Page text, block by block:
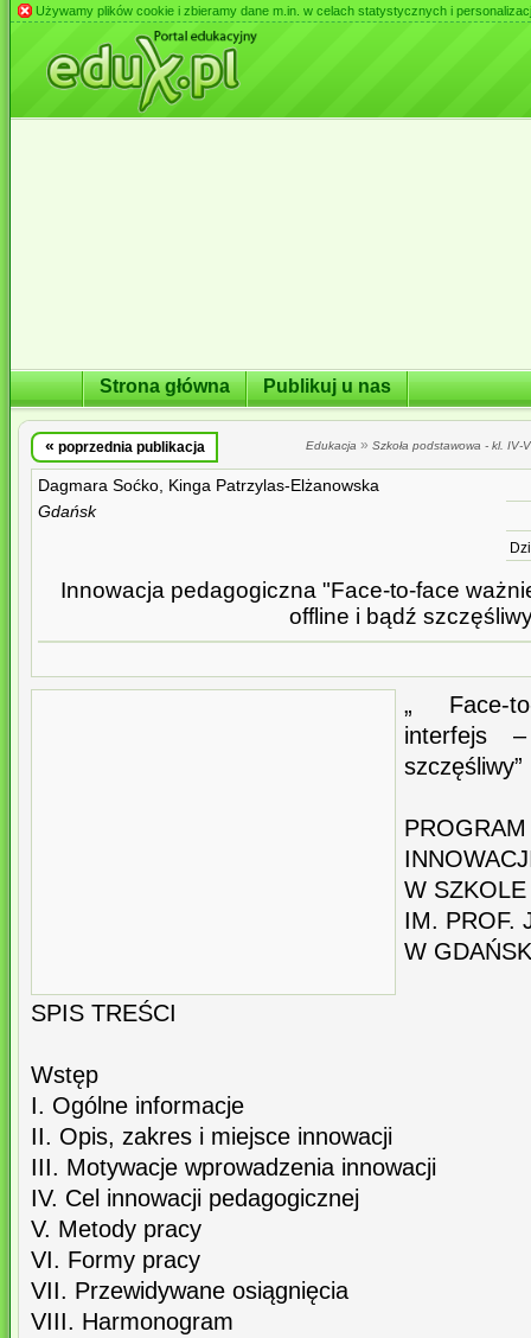
Używamy plików cookie i zbieramy dane m.in. w celach statystycznych i
Strona główna Publikuj u nas
« poprzednia publikacja Edukacja » Szkoła podstawowa - kl. IV-
Dagmara Soćko, Kinga Patrzylas-Elżanowska
Gdańsk
Innowacja pedagogiczna "Face-to-face
offline i bądź
„ Face-
interfejs
szczęśliwy”
PROGRAM
W
IM. PROF.
W
SPIS TREŚCI
Wstęp
I. Ogólne informacje
II. Opis, zakres i miejsce innowacji
III. Motywacje wprowadzenia innowacji
IV. Cel innowacji pedagogicznej
V. Metody pracy
VI. Formy pracy
VII. Przewidywane osiągnięcia
VIII. Harmonogram